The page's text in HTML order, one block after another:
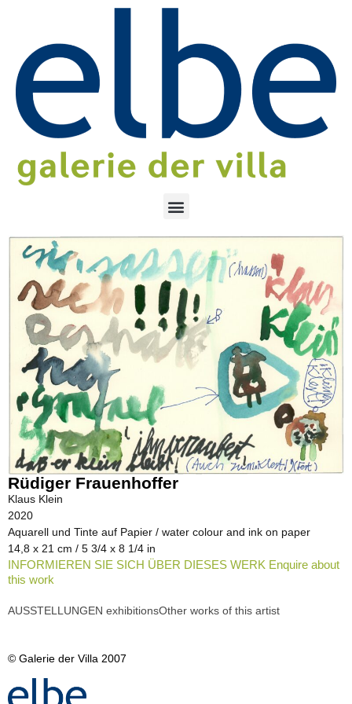
Rüdiger Frauenhoffer
Klaus Klein
2020
Aquarell und Tinte auf Papier / water colour and ink on paper
14,8 x 21 cm / 5 3/4 x 8 1/4 in
INFORMIEREN SIE SICH ÜBER DIESES WERK Enquire about
this work
AUSSTELLUNGEN exhibitionsOther works of this artist
© Galerie der Villa 2007